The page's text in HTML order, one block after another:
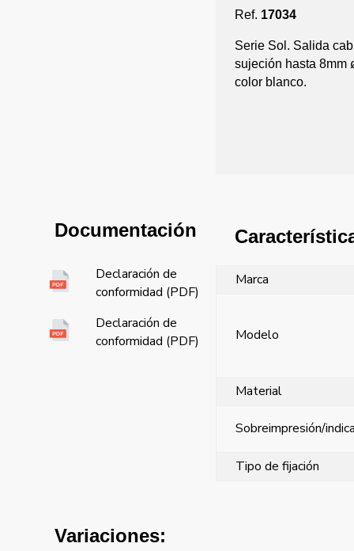
Ref. 17034
Serie Sol. Salida
sujeción hasta 8mm
color blanco.
Documentación
Declaración de
conformidad (PDF)
Declaración de
conformidad (PDF)
Marca
Modelo
Material
Sobreimpresión/
Tipo de fijación
Variaciones: